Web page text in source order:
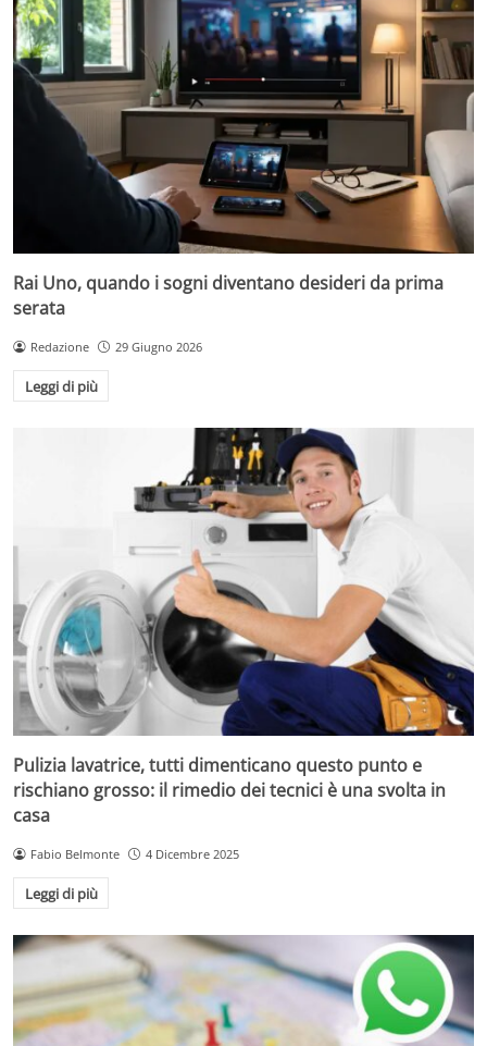
Rai Uno, quando i sogni diventano desideri da prima
serata
Redazione 29 Giugno 2026
Leggi di più
Pulizia lavatrice, tutti dimenticano questo punto e
rischiano grosso: il rimedio dei tecnici è una svolta in
casa
Fabio Belmonte 4 Dicembre 2025
Leggi di più